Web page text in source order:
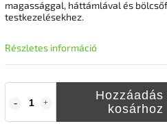
Hozzáadás
kosárhoz
magassággal, háttámlával és
testkezelésekhez.
Részletes információ